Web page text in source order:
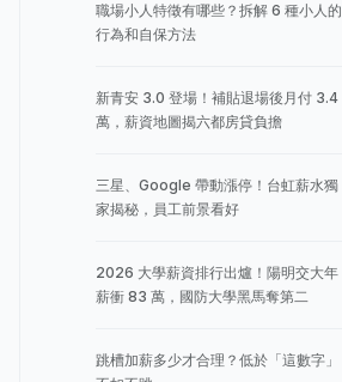
職場小人特徵有哪些？拆解 6 種小人的
行為和自保方法
新青安 3.0 登場！補貼退場後月付 3.4
萬，薪資地圖揭六都房貸負擔
三星、Google 帶動漲停！台虹薪水獨
家揭秘，員工前景看好
2026 大學薪資排行出爐！陽明交大年
薪衝 83 萬，國防大學黑馬奪第二
跳槽加薪多少才合理？低於「這數字」